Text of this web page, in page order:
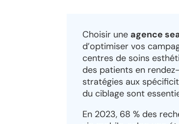
Choisir une agence
d’optimiser vos
centres de soins
des patients en
stratégies aux
du ciblage sont
En 2023, 68 % des